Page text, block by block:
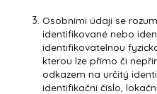
Osobními údaji se
identifikované nebo
identifikovatelnou
kterou lze přímo či
odkazem na určitý
identifikační číslo,